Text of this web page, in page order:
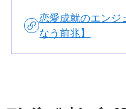
恋愛成就のエンジ
なう前兆】